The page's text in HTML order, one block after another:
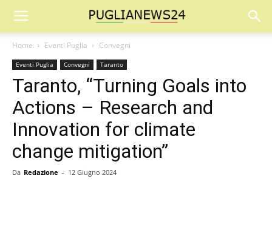
Home Eventi Puglia Convegni
Eventi Puglia Convegni Taranto
Taranto, “Turning Goals into
Actions – Research and
Innovation for climate
change mitigation”
Da Redazione - 12 Giugno 2024